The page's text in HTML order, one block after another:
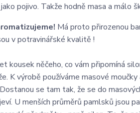
pojivo. Takže hodně masa a málo
Má proto přirozenou
v potravinářské kvalitě !
kousek něčeho, co vám připomíná
K výrobě používáme masové
se tam tak, že se do
U menších průměrů pamlsků jsou